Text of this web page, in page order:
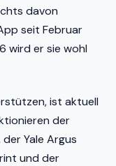
davon
seit Februar
wird er sie wohl
ist aktuell
der
Yale Argus
und der